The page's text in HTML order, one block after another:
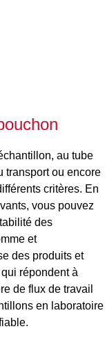
au tube
transport ou encore
critères. En
vous pouvez
des
et
des produits et
répondent à
de flux de travail
en laboratoire